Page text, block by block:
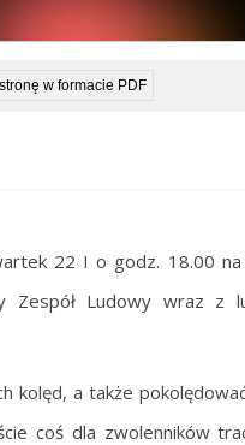
w formacie PDF
22 I o godz. 18.00
Zespół Ludowy wraz z
kolęd, a także
coś dla zwolenników